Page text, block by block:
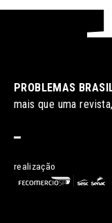
PROBLEMAS
mais que uma
realização